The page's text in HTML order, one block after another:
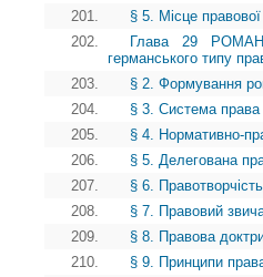
201.
§ 5. Місце
202.
Глава 29
германського типу
203.
§ 2. Формування
204.
§ 3. Система права
205.
§ 4. Нормативно-
206.
§ 5. Делегована
207.
§ 6.
208.
§ 7. Правовий
209.
§ 8. Правова
210.
§ 9. Принципи